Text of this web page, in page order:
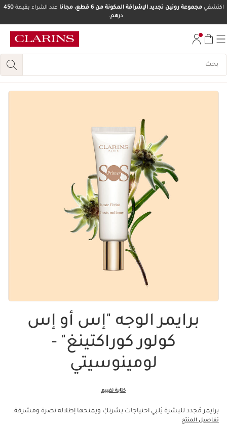
انتقل إلى أسفل الصفحة
اكتشفيمجموعة روتين تجديد الإشراقة المكونة من 6 قطع، مجانا عند الشراء بقيمة450
درهم.
برايمر الوجه "إس أو إس
كولور كوراكتينغ" -
لومينوسيتي
كتابة تقييم
برايمر مُجدد للبشرة يُلبي احتياجات بشرتكِ ويمنحها إطلالة نضرة ومشرقة.
تفاصيل المنتج